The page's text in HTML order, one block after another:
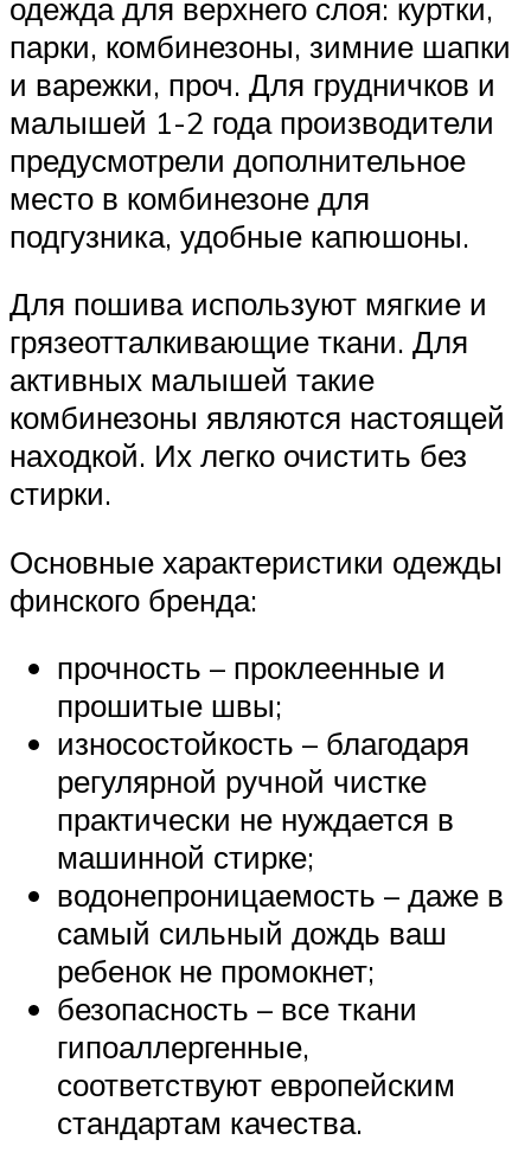
одежда для верхнего слоя: куртки,
парки, комбинезоны, зимние шапки
и варежки, проч. Для грудничков и
малышей 1-2 года производители
предусмотрели дополнительное
место в комбинезоне для
подгузника, удобные капюшоны.
Для пошива используют мягкие и
грязеотталкивающие ткани. Для
активных малышей такие
комбинезоны являются настоящей
находкой. Их легко очистить без
стирки.
Основные характеристики одежды
финского бренда:
прочность – проклеенные и
прошитые швы;
износостойкость – благодаря
регулярной ручной чистке
практически не нуждается в
машинной стирке;
водонепроницаемость – даже в
самый сильный дождь ваш
ребенок не промокнет;
безопасность – все ткани
гипоаллергенные,
соответствуют европейским
стандартам качества.